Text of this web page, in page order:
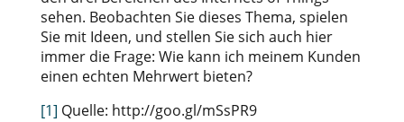
sehen. Beobachten Sie dieses Thema, spielen
Sie mit Ideen, und stellen Sie sich auch hier
immer die Frage: Wie kann ich meinem Kunden
einen echten Mehrwert bieten?
[1] Quelle: http://goo.gl/mSsPR9